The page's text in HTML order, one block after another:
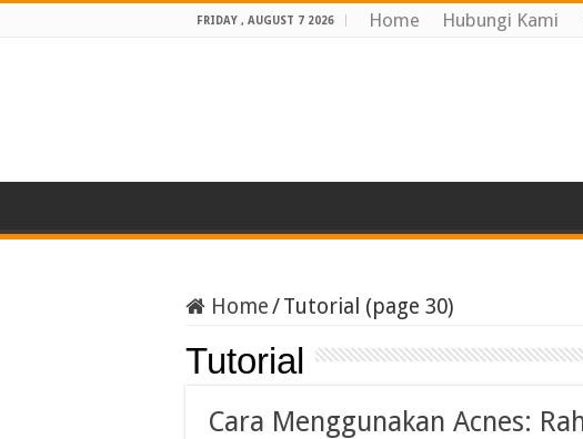
FRIDAY , AUGUST 7 2026 Home Hubungi Kami
Home/Tutorial (page 30)
Tutorial
Cara Menggunakan Acnes: